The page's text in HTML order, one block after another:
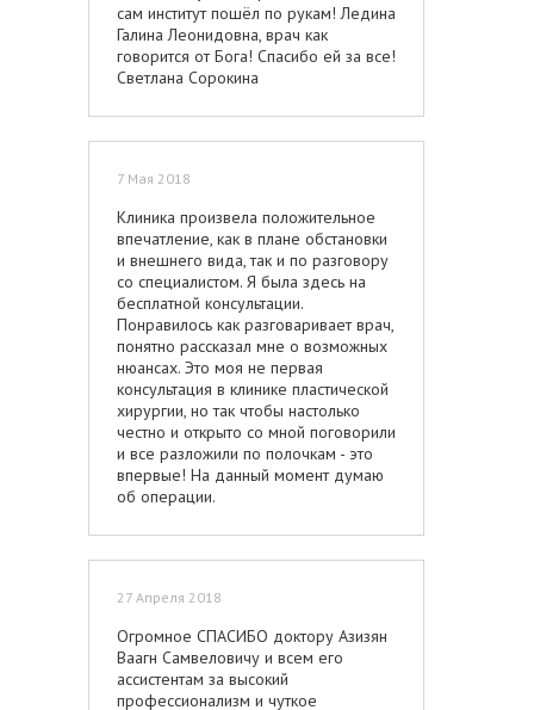
подбородком – ничего из этих
«прелестей» у меня не было до
операции. На животе протянула
шрам от кости до кости, удлинив его
укуса комаров. В общем, катастрофа
своего ассистента берёт немалые
деньги (630.000 руб.) прямо в
предоперационной палате за час до
операции, никаких чеков. Ещё одна
малоприятная деталь - берёт она за
смас и + за подтяжку шеи, хотя во
всех других клиниках цена за
подтяжку шеи входит в смас. Не
берёт вакорина е.и. только
ответственность за свои ошибки, ляпы
и непрофессионализм: возмущается
«вашей неблагодарностью»,
блокирует ваши звонки, деньги не
возвращает, ничего не
«укольчики поделать» (здоро,
правда, укольчики для подтяжки
за счёт её пострадавших пациентов, -
кожа такая, поэтому брыли повисли,
тяж образовался» и т.д., и т.п. Через
полгода, обойдя несколько ведущих
сам институт пошёл по рукам! Ледина
Галина Леонидовна, врач как
говорится от Бога! Спасибо ей за все!
Светлана Сорокина
7 Мая 2018
Клиника произвела положительное
впечатление, как в плане обстановки
и внешнего вида, так и по разговору
со специалистом. Я была здесь на
бесплатной консультации.
Понравилось как разговаривает врач,
понятно рассказал мне о возможных
нюансах. Это моя не первая
консультация в клинике пластической
хирургии, но так чтобы настолько
честно и открыто со мной поговорили
и все разложили по полочкам - это
впервые! На данный момент думаю
об операции.
27 Апреля 2018
Огромное СПАСИБО доктору Азизян
Ваагн Самвеловичу и всем его
ассистентам за высокий
профессионализм и чуткое